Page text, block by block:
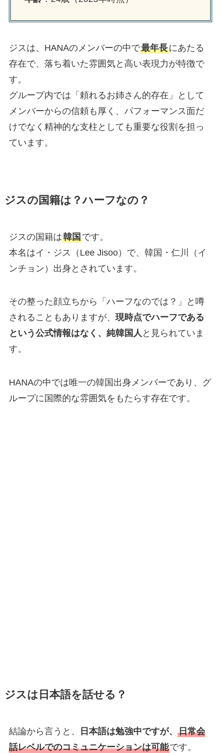
ジスは、HANAのメンバーの中で最年長にあたる
存在で、落ち着いた雰囲気と高い表現力が特徴で
す。
グループ内では「頼れるお姉さん的存在」として
メンバーからの信頼も厚く、パフォーマンス面だ
けでなく精神的な支柱としても重要な役割を担っ
ています。
ジスの国籍は？ハーフなの？
ジスの国籍は韓国です。
本名はイ・ジス（Lee Jisoo）で、韓国・仁川（イ
ンチョン）出身とされています。
その整った顔立ちから「ハーフなのでは？」と噂
されることもありますが、 現時点でハーフである
という公式情報はなく、純韓国人 と見られていま
す。
HANAの中では唯一の韓国出身メンバーであり、グ
ループに国際的な雰囲気をもたらす存在です。
ジスは日本語を話せる？
結論から言うと、 日本語は勉強中ですが、 日常会
話レベルでのコミュニケーションは可能です。